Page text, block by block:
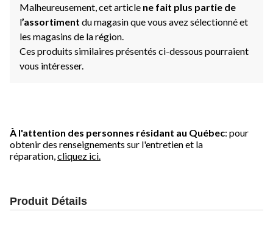
Malheureusement, cet article ne fait plus partie de
l’assortiment du magasin que vous avez sélectionné et
les magasins de la région.
Ces produits similaires présentés ci-dessous pourraient
vous intéresser.
À l'attention des personnes résidant au Québec: pour
obtenir des renseignements sur l'entretien et la
réparation, cliquez ici.
Produit Détails